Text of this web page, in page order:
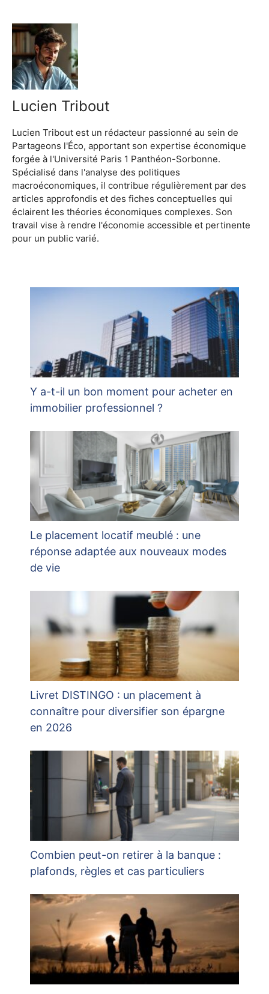
Lucien Tribout
Lucien Tribout est un rédacteur passionné au sein de
Partageons l'Éco, apportant son expertise économique
forgée à l'Université Paris 1 Panthéon-Sorbonne.
Spécialisé dans l'analyse des politiques
macroéconomiques, il contribue régulièrement par des
articles approfondis et des fiches conceptuelles qui
éclairent les théories économiques complexes. Son
travail vise à rendre l'économie accessible et pertinente
pour un public varié.
Y a-t-il un bon moment pour acheter en
immobilier professionnel ?
Le placement locatif meublé : une
réponse adaptée aux nouveaux modes
de vie
Livret DISTINGO : un placement à
connaître pour diversifier son épargne
en 2026
Combien peut-on retirer à la banque :
plafonds, règles et cas particuliers